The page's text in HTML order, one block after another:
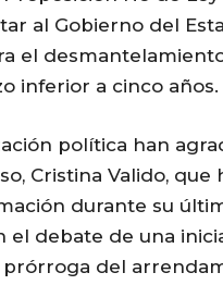
al Gobierno del
el
inferior a cinco años.
política han
Cristina Valido, que
durante su
el debate de una
del